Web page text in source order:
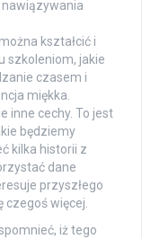
kształcić i
szkoleniom, jakie
czasem i
miękka.
inne cechy. To jest
będziemy
kilka historii z
dane
przyszłego
czegoś więcej.
iż tego